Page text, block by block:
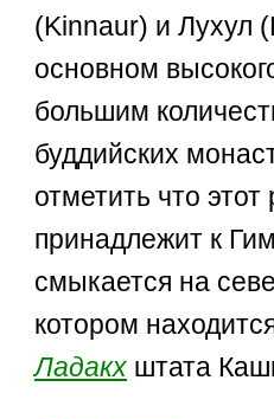
(Kinnaur) и Лухул
основном
большим
буддийских
отметить что
принадлежит к
смыкается на
котором
Ладакх штата